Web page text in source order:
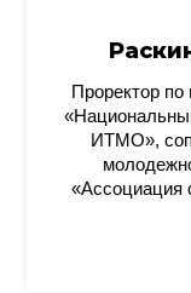
Проректор
ИТМО»,
«Ассоциация